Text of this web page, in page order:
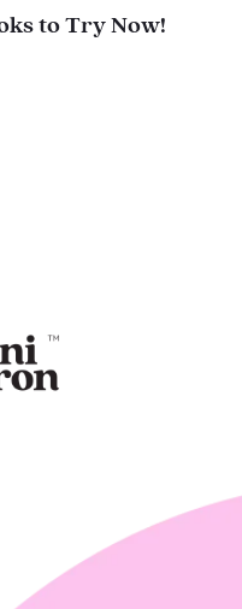
to Try Now!